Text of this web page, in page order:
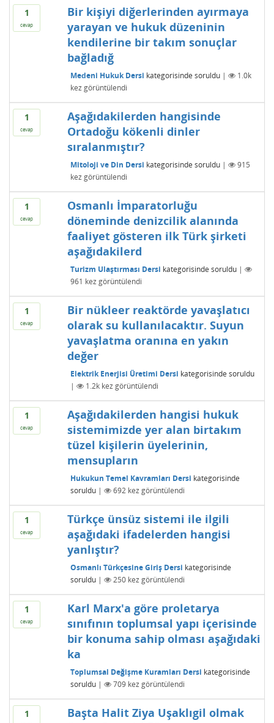
1
cevap
Bir kişiyi diğerlerinden ayırmaya
yarayan ve hukuk düzeninin
kendilerine bir takım sonuçlar
bağladığ
Medeni Hukuk Dersi kategorisinde soruldu |
1.0k
kez görüntülendi
1
cevap
Aşağıdakilerden hangisinde
Ortadoğu kökenli dinler
sıralanmıştır?
Mitoloji ve Din Dersi kategorisinde soruldu |
915
kez görüntülendi
1
cevap
Osmanlı İmparatorluğu
döneminde denizcilik alanında
faaliyet gösteren ilk Türk şirketi
aşağıdakilerd
Turizm Ulaştırması Dersi kategorisinde soruldu |
961 kez görüntülendi
1
cevap
Bir nükleer reaktörde yavaşlatıcı
olarak su kullanılacaktır. Suyun
yavaşlatma oranına en yakın
değer
Elektrik Enerjisi Üretimi Dersi kategorisinde soruldu
|
1.2kkez görüntülendi
1
cevap
Aşağıdakilerden hangisi hukuk
sistemimizde yer alan birtakım
tüzel kişilerin üyelerinin,
mensupların
Hukukun Temel Kavramları Dersi kategorisinde
soruldu | 692kez görüntülendi
1
cevap
Türkçe ünsüz sistemi ile ilgili
aşağıdaki ifadelerden hangisi
yanlıştır?
Osmanlı Türkçesine Giriş Dersi kategorisinde
soruldu | 250kez görüntülendi
1
cevap
Karl Marx'a göre proletarya
sınıfının toplumsal yapı içerisinde
bir konuma sahip olması aşağıdaki
ka
Toplumsal Değişme Kuramları Dersi kategorisinde
soruldu | 709kez görüntülendi
1
Başta Halit Ziya Uşaklıgil olmak